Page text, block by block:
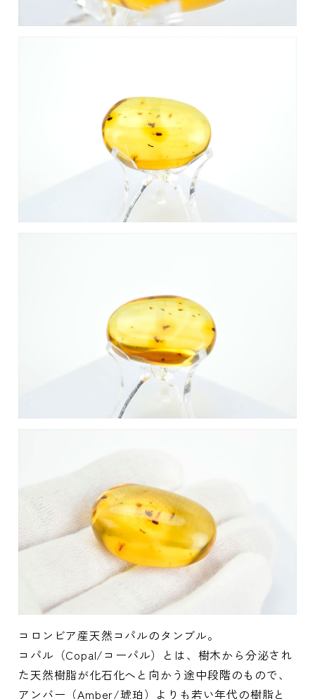
コロンビア産天然コパルのタンブル。
コパル（Copal/コーパル）とは、樹木から分泌され
た天然樹脂が化石化へと向かう途中段階のもので、
アンバー（Amber/琥珀）よりも若い年代の樹脂と